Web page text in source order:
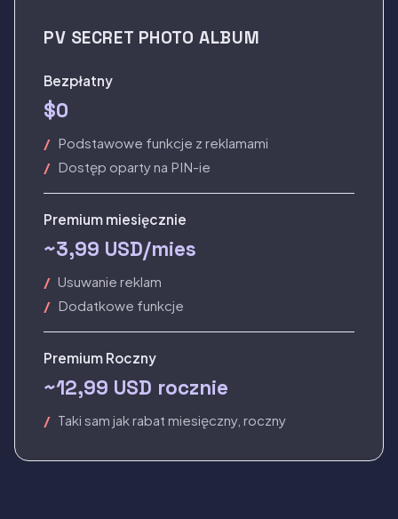
PV SECRET PHOTO ALBUM
Bezpłatny
$0
Podstawowe funkcje z reklamami
Dostęp oparty na PIN-ie
Premium miesięcznie
~3,99 USD/mies
Usuwanie reklam
Dodatkowe funkcje
Premium Roczny
~12,99 USD rocznie
Taki sam jak rabat miesięczny, roczny